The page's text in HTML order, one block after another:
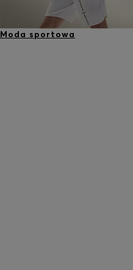
Moda sportowa